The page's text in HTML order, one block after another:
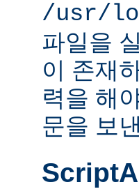
/usr/
파일을
이 존재
력을 해
문을 보